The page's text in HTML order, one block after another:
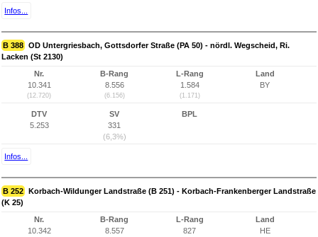
Infos...
B 388 OD Untergriesbach, Gottsdorfer Straße (PA 50) - nördl. Wegscheid, Ri.
Lacken (St 2130)
Nr.
10.341
(12.720)
B-Rang
8.556
(6.156)
L-Rang
1.584
(1.171)
Land
BY
DTV
5.253
SV
331
(6,3%)
BPL
Infos...
B 252 Korbach-Wildunger Landstraße (B 251) - Korbach-Frankenberger Landstraße
(K 25)
Nr.
10.342
B-Rang
8.557
L-Rang
827
Land
HE